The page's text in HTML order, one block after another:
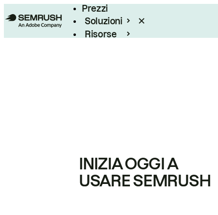
Prezzi
Soluzioni
Risorse
INIZIA OGGI A
USARE SEMRUSH